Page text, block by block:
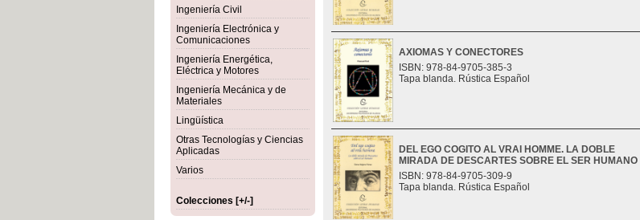
Ingeniería Civil
Ingeniería Electrónica y
Comunicaciones
Ingeniería Energética,
Eléctrica y Motores
Ingeniería Mecánica y de
Materiales
Lingüística
Otras Tecnologías y Ciencias
Aplicadas
Varios
Colecciones [+/-]
AXIOMAS Y CONECTORES
ISBN: 978-84-9705-385-3
Tapa blanda. Rústica Español
DEL EGO COGITO AL VRAI HOMME. LA DOBLE
MIRADA DE DESCARTES SOBRE EL SER HUMANO
ISBN: 978-84-9705-309-9
Tapa blanda. Rústica Español